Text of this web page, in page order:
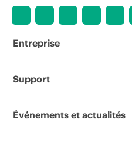
Entreprise
À propos de HPE
Support
Services d’assistance
Événements et actualités